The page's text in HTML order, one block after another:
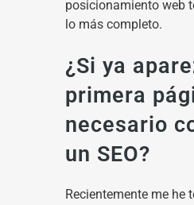
posicionamiento web
lo más completo.
¿Si ya
primera
necesario
un SEO?
Recientemente me he